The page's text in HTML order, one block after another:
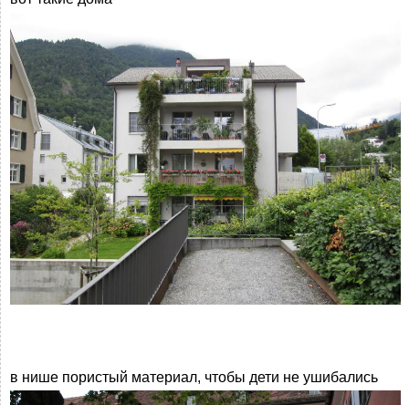
в нише пористый материал, чтобы дети не ушибались